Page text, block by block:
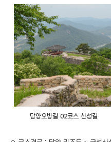
담양오방길 02코스 산성길